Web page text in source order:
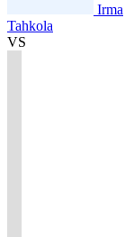
Irma
Tahkola
VS